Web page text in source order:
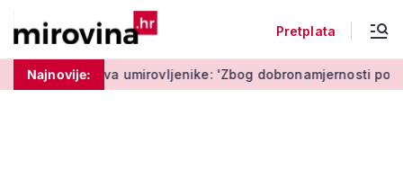
Pretplata
Najnovije:
umirovljenike: 'Zbog dobronamjernosti postaju meta